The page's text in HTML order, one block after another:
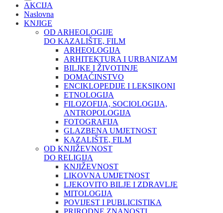
AKCIJA
Naslovna
KNJIGE
OD ARHEOLOGIJE
DO KAZALIŠTE, FILM
ARHEOLOGIJA
ARHITEKTURA I URBANIZAM
BILJKE I ŽIVOTINJE
DOMAĆINSTVO
ENCIKLOPEDIJE I LEKSIKONI
ETNOLOGIJA
FILOZOFIJA, SOCIOLOGIJA,
ANTROPOLOGIJA
FOTOGRAFIJA
GLAZBENA UMJETNOST
KAZALIŠTE, FILM
OD KNJIŽEVNOST
DO RELIGIJA
KNJIŽEVNOST
LIKOVNA UMJETNOST
LJEKOVITO BILJE I ZDRAVLJE
MITOLOGIJA
POVIJEST I PUBLICISTIKA
PRIRODNE ZNANOSTI